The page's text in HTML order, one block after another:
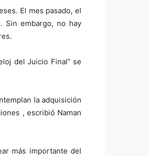
El mes pasado, el
Sin embargo, no hay
del Juicio Final” se
la adquisición
, escribió Naman
más importante del